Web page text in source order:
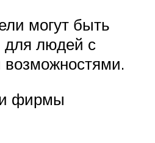
могут быть
для людей с
фирмы